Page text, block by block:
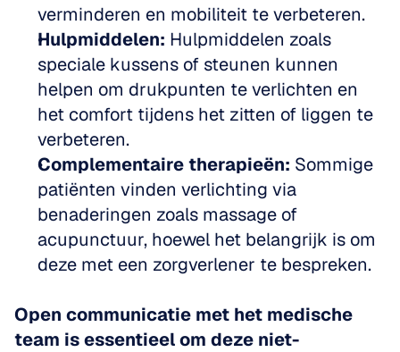
verminderen en mobiliteit te verbeteren.
Hulpmiddelen: Hulpmiddelen zoals
speciale kussens of steunen kunnen
helpen om drukpunten te verlichten en
het comfort tijdens het zitten of liggen te
verbeteren.
Complementaire therapieën: Sommige
patiënten vinden verlichting via
benaderingen zoals massage of
acupunctuur, hoewel het belangrijk is om
deze met een zorgverlener te bespreken.
Open communicatie met het medische
team is essentieel om deze niet-